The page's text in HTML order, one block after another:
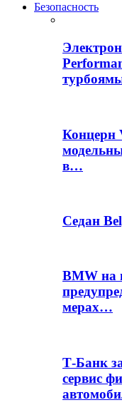
Безопасность
Концерн
в…
Седан
BMW на
мерах…
Т-Банк
сервис